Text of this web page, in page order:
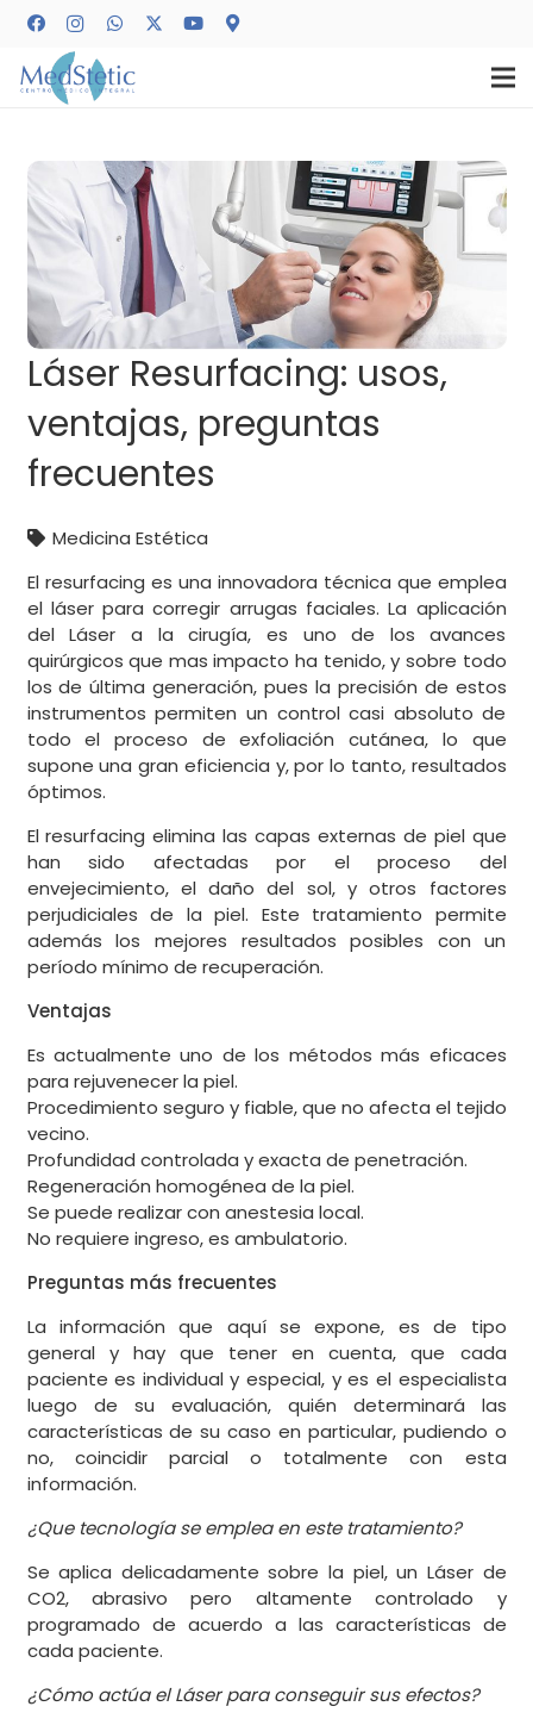
Láser Resurfacing: usos,
ventajas, preguntas
frecuentes
Medicina Estética
El resurfacing es una innovadora técnica que emplea
el láser para corregir arrugas faciales. La aplicación
del Láser a la cirugía, es uno de los avances
quirúrgicos que mas impacto ha tenido, y sobre todo
los de última generación, pues la precisión de estos
instrumentos permiten un control casi absoluto de
todo el proceso de exfoliación cutánea, lo que
supone una gran eficiencia y, por lo tanto, resultados
óptimos.
El resurfacing elimina las capas externas de piel que
han sido afectadas por el proceso del
envejecimiento, el daño del sol, y otros factores
perjudiciales de la piel. Este tratamiento permite
además los mejores resultados posibles con un
período mínimo de recuperación.
Ventajas
Es actualmente uno de los métodos más eficaces
para rejuvenecer la piel.
Procedimiento seguro y fiable, que no afecta el tejido
vecino.
Profundidad controlada y exacta de penetración.
Regeneración homogénea de la piel.
Se puede realizar con anestesia local.
No requiere ingreso, es ambulatorio.
Preguntas más frecuentes
La información que aquí se expone, es de tipo
general y hay que tener en cuenta, que cada
paciente es individual y especial, y es el especialista
luego de su evaluación, quién determinará las
características de su caso en particular, pudiendo o
no, coincidir parcial o totalmente con esta
información.
¿Que tecnología se emplea en este tratamiento?
Se aplica delicadamente sobre la piel, un Láser de
CO2, abrasivo pero altamente controlado y
programado de acuerdo a las características de
cada paciente.
¿Cómo actúa el Láser para conseguir sus efectos?